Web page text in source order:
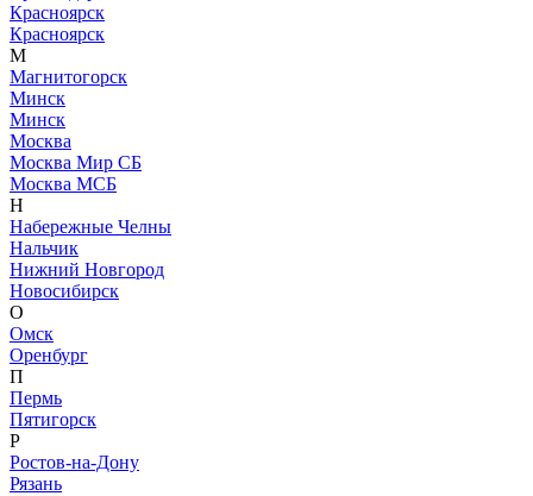
Красноярск
Красноярск
М
Магнитогорск
Минск
Минск
Москва
Москва Мир СБ
Москва МСБ
Н
Набережные Челны
Нальчик
Нижний Новгород
Новосибирск
О
Омск
Оренбург
П
Пермь
Пятигорск
Р
Ростов-на-Дону
Рязань